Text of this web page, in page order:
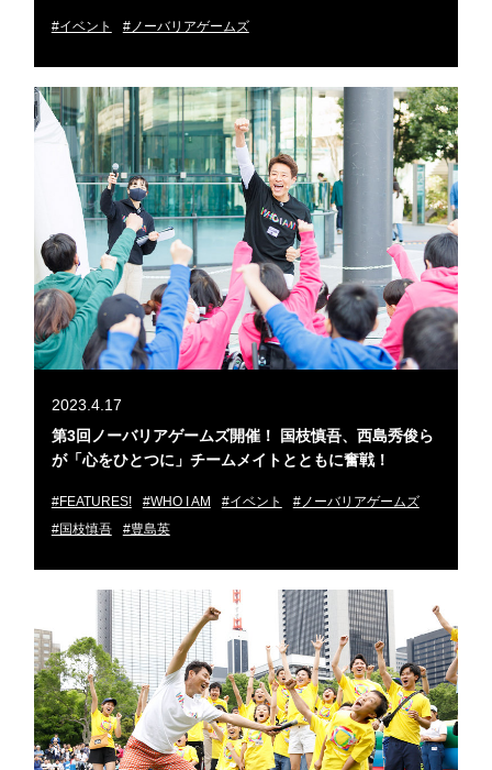
#イベント #ノーバリアゲームズ
2023.4.17
第3回ノーバリアゲームズ開催！ 国枝慎吾、西島秀俊ら
が「心をひとつに」チームメイトとともに奮戦！
#FEATURES! #WHO I AM #イベント
#ノーバリアゲームズ
#国枝慎吾
#豊島英